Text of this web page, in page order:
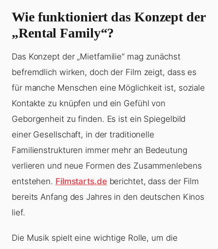
Wie funktioniert das Konzept der
„Rental Family“?
Das Konzept der „Mietfamilie“ mag zunächst
befremdlich wirken, doch der Film zeigt, dass es
für manche Menschen eine Möglichkeit ist, soziale
Kontakte zu knüpfen und ein Gefühl von
Geborgenheit zu finden. Es ist ein Spiegelbild
einer Gesellschaft, in der traditionelle
Familienstrukturen immer mehr an Bedeutung
verlieren und neue Formen des Zusammenlebens
entstehen. Filmstarts.deberichtet, dass der Film
bereits Anfang des Jahres in den deutschen Kinos
lief.
Die Musik spielt eine wichtige Rolle, um die